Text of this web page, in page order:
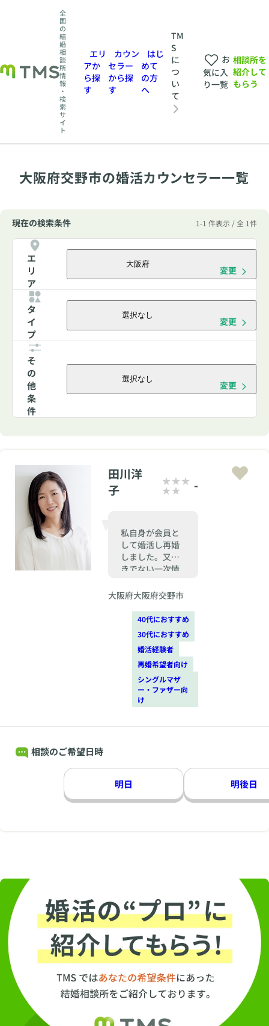
全
国
の
結
婚
相
談
所
情
報
・
検
索
サ
イ
ト
エリ
アか
ら探
す
カウン
セラー
から探
す
はじ
めて
の方
へ
TM
S
に
つ
い
て
お
気に入
り一覧
相談所を
紹介して
もらう
大阪府交野市の婚活カウンセラー一覧
現在の検索条件 1-1 件表示 / 全 1件
エ
リ
ア
大阪府
変更
タ
イ
プ
選択なし
変更
そ
の
他
条
件
選択なし
変更
田川洋
子
私自身が会員と
して婚活し再婚
しました。又聞
きでない一次情
をご一緒しま
-
大阪府大阪府交野市
40代におすすめ
30代におすすめ
婚活経験者
再婚希望者向け
シングルマザ
ー・ファザー向
け
相談のご希望日時
明日 明後日